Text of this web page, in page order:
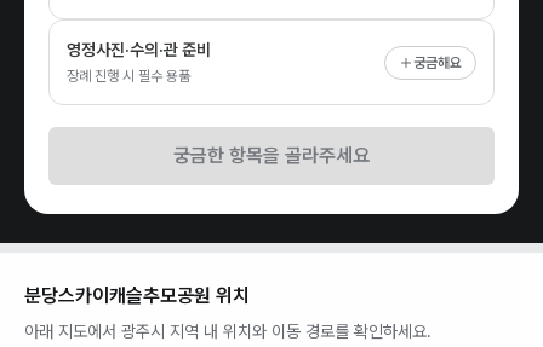
영정사진·수의·관 준비
장례 진행 시 필수 용품
궁금해요
궁금한 항목을 골라주세요
분당스카이캐슬추모공원 위치
아래 지도에서 광주시 지역 내 위치와 이동 경로를 확인하세요.